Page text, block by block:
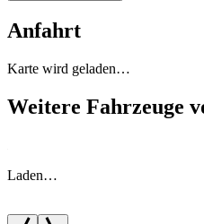
Anfahrt
Karte wird geladen…
Weitere Fahrzeuge
Laden…